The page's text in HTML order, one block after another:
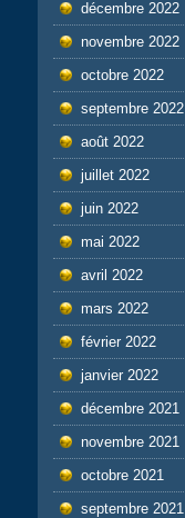
décembre 2022
novembre 2022
octobre 2022
septembre 2022
août 2022
juillet 2022
juin 2022
mai 2022
avril 2022
mars 2022
février 2022
janvier 2022
décembre 2021
novembre 2021
octobre 2021
septembre 2021